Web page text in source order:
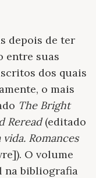
depois de ter
entre suas
dos quais
o mais
The Bright
Reread(editado
Romances
O volume
na bibliografia